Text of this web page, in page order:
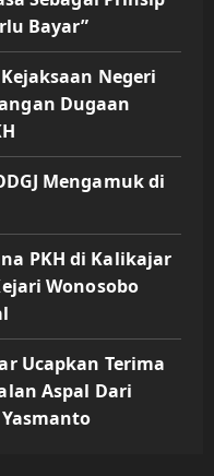
Bayar”
Negeri
Dugaan
Mengamuk di
PKH di Kalikajar
Wonosobo
Ucapkan Terima
Aspal Dari